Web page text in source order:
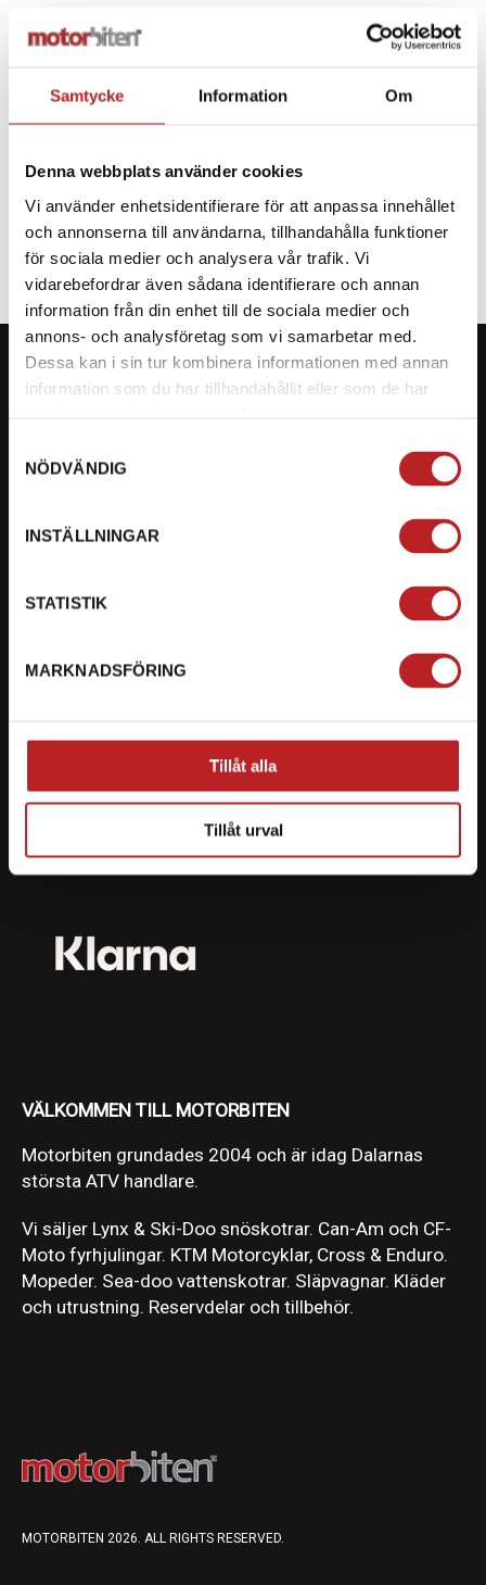
Samtycke Information Om
Denna webbplats använder cookies
Vi använder enhetsidentifierare för att anpassa innehållet
och annonserna till användarna, tillhandahålla funktioner
för sociala medier och analysera vår trafik. Vi
vidarebefordrar även sådana identifierare och annan
information från din enhet till de sociala medier och
annons- och analysföretag som vi samarbetar med.
Dessa kan i sin tur kombinera informationen med annan
information som du har tillhandahållit eller som de har
NÖDVÄNDIG
INSTÄLLNINGAR
STATISTIK
MARKNADSFÖRING
Tillåt alla
Tillåt urval
- +
SPECIFIKATION
Org. nummer: 5566689278
Ryckepungsvägen 3, 79177 Falun
Vi erbjuder flera olika betalsätt. Dina köp är alltid
skyddade med krypteringsteknik.
VÄLKOMMEN TILL MOTORBITEN
Motorbiten grundades 2004 och är idag Dalarnas
största ATV handlare.
Vi säljer Lynx & Ski-Doo snöskotrar. Can-Am och CF-
Moto fyrhjulingar. KTM Motorcyklar, Cross & Enduro.
Mopeder. Sea-doo vattenskotrar. Släpvagnar. Kläder
och utrustning. Reservdelar och tillbehör.
MOTORBITEN 2026. ALL RIGHTS RESERVED.